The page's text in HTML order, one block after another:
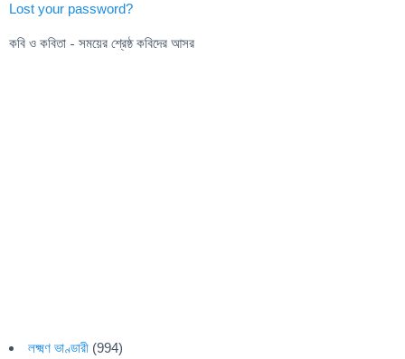
Lost your password?
কবি ও কবিতা - সময়ের শ্রেষ্ঠ কবিদের আসর
লক্ষ্মণ ভাণ্ডারী (994)